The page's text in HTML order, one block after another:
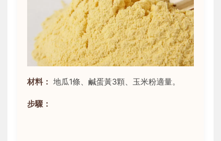
材料： 地瓜1條、鹹蛋黃3顆、玉米粉適量。
步驟：